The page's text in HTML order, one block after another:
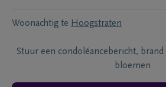
Woonachtig te Hoogstraten
Stuur een condoléancebericht, brand
bloemen